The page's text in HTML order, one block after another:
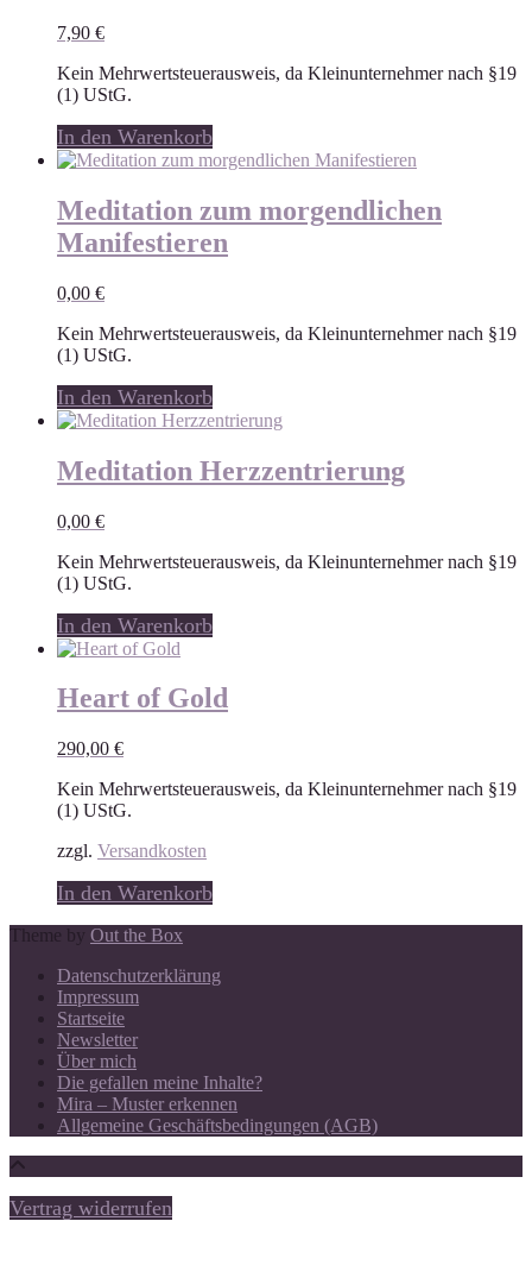
7,90 €
Kein Mehrwertsteuerausweis, da Kleinunternehmer nach §19
(1) UStG.
In den Warenkorb
Meditation zum morgendlichen
Manifestieren
0,00 €
Kein Mehrwertsteuerausweis, da Kleinunternehmer nach §19
(1) UStG.
In den Warenkorb
Meditation Herzzentrierung
0,00 €
Kein Mehrwertsteuerausweis, da Kleinunternehmer nach §19
(1) UStG.
In den Warenkorb
Heart of Gold
290,00 €
Kein Mehrwertsteuerausweis, da Kleinunternehmer nach §19
(1) UStG.
zzgl. Versandkosten
In den Warenkorb
Theme by Out the Box
Datenschutzerklärung
Impressum
Startseite
Newsletter
Über mich
Die gefallen meine Inhalte?
Mira – Muster erkennen
Allgemeine Geschäftsbedingungen (AGB)
Vertrag widerrufen